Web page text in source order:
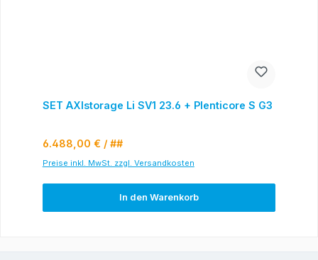
SET AXIstorage Li SV1 23.6 + Plenticore S G3
Regulärer Preis:
6.488,00 € / ##
Preise inkl. MwSt. zzgl. Versandkosten
In den Warenkorb